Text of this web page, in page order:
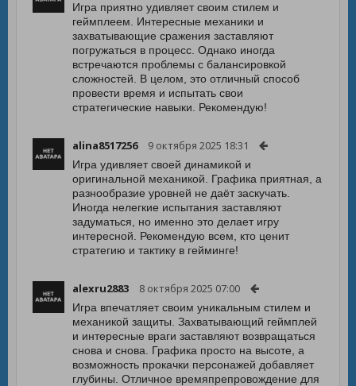
Игра приятно удивляет своим стилем и
геймплеем. Интересные механики и
захватывающие сражения заставляют
погружаться в процесс. Однако иногда
встречаются проблемы с балансировкой
сложностей. В целом, это отличный способ
провести время и испытать свои
стратегические навыки. Рекомендую!
alina8517256 9 октября 2025 18:31
Игра удивляет своей динамикой и
оригинальной механикой. Графика приятная, а
разнообразие уровней не даёт заскучать.
Иногда нелегкие испытания заставляют
задуматься, но именно это делает игру
интересной. Рекомендую всем, кто ценит
стратегию и тактику в гейминге!
alexru2883 8 октября 2025 07:00
Игра впечатляет своим уникальным стилем и
механикой защиты. Захватывающий геймплей
и интересные враги заставляют возвращаться
снова и снова. Графика просто на высоте, а
возможность прокачки персонажей добавляет
глубины. Отличное времяпрепровождение для